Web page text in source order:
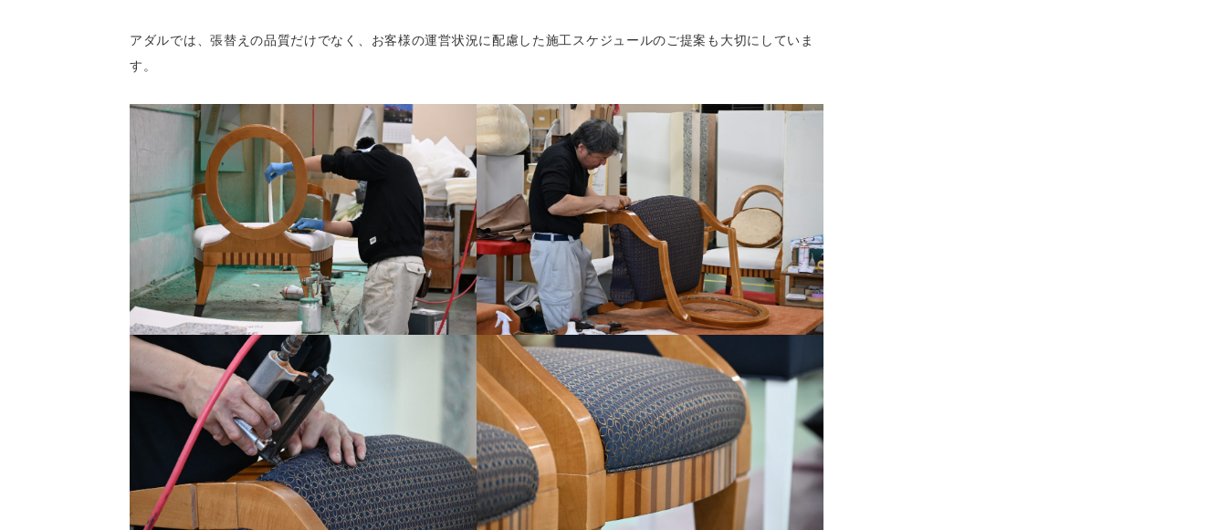
アダルでは、張替えの品質だけでなく、お客様の運営状況に配慮した施工スケジュールのご提案も大切にしていま
す。